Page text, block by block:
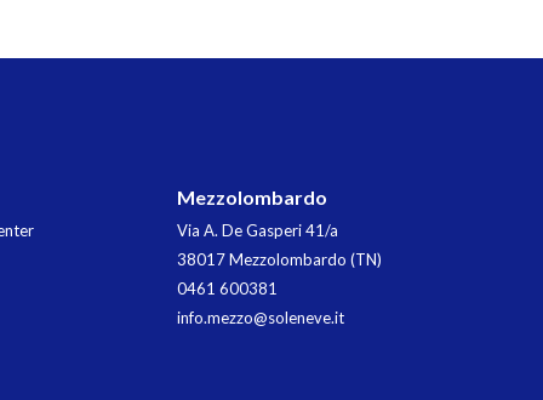
Mezzolombardo
Via A. De Gasperi 41/a
38017 Mezzolombardo (TN)
0461 600381
info.mezzo@soleneve.it